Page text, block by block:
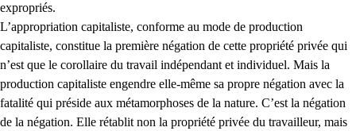
expropriés.
L’appropriation capitaliste, conforme au mode de production
capitaliste, constitue la première négation de cette propriété privée qui
n’est que le corollaire du travail indépendant et individuel. Mais la
production capitaliste engendre elle-même sa propre négation avec la
fatalité qui préside aux métamorphoses de la nature. C’est la négation
de la négation. Elle rétablit non la propriété privée du travailleur, mais